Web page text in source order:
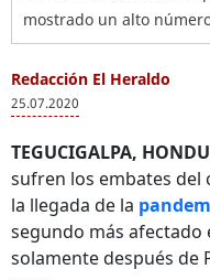
mostrado un alto
Redacción El Heraldo
25.07.2020
TEGUCIGALPA,
sufren los embates del
la llegada de la
segundo más afectado
solamente después de